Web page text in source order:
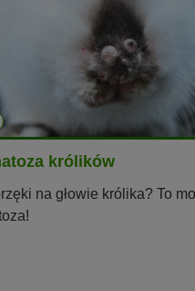
królików
na głowie królika? To